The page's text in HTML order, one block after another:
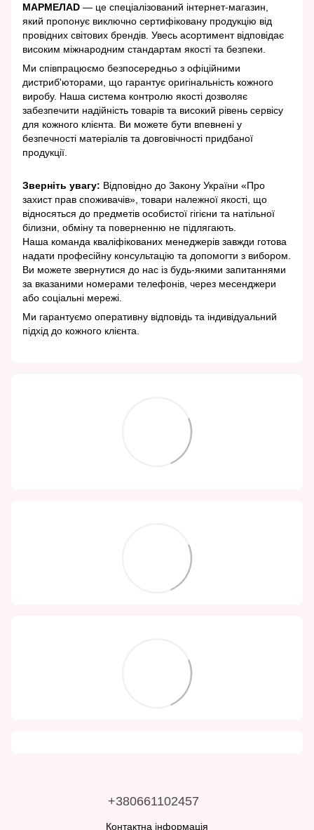
МАРМЕЛАD — це спеціалізований інтернет-магазин,
який пропонує виключно сертифіковану продукцію від
провідних світових брендів. Увесь асортимент відповідає
високим міжнародним стандартам якості та безпеки.
Ми співпрацюємо безпосередньо з офіційними
дистриб'юторами, що гарантує оригінальність кожного
виробу. Наша система контролю якості дозволяє
забезпечити надійність товарів та високий рівень сервісу
для кожного клієнта. Ви можете бути впевнені у
безпечності матеріалів та довговічності придбаної
продукції.
Зверніть увагу: Відповідно до Закону України «Про
захист прав споживачів», товари належної якості, що
відносяться до предметів особистої гігієни та натільної
білизни, обміну та поверненню не підлягають.
Наша команда кваліфікованих менеджерів завжди готова
надати професійну консультацію та допомогти з вибором.
Ви можете звернутися до нас із будь-якими запитаннями
за вказаними номерами телефонів, через месенджери
або соціальні мережі.
Ми гарантуємо оперативну відповідь та індивідуальний
підхід до кожного клієнта.
+380661102457
Контактна інформація